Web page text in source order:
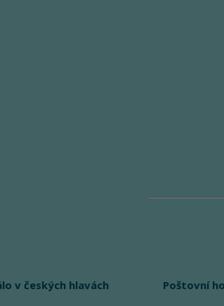
v českých hlavách Poštovní